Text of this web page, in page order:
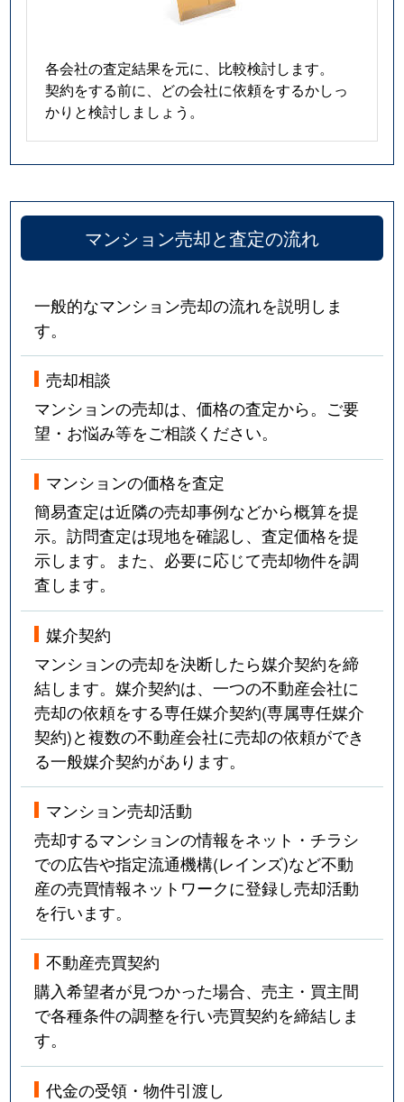
各会社の査定結果を元に、比較検討します。
契約をする前に、どの会社に依頼をするかしっ
かりと検討しましょう。
マンション売却と査定の流れ
一般的なマンション売却の流れを説明しま
す。
売却相談
マンションの売却は、価格の査定から。ご要
望・お悩み等をご相談ください。
マンションの価格を査定
簡易査定は近隣の売却事例などから概算を提
示。訪問査定は現地を確認し、査定価格を提
示します。また、必要に応じて売却物件を調
査します。
媒介契約
マンションの売却を決断したら媒介契約を締
結します。媒介契約は、一つの不動産会社に
売却の依頼をする専任媒介契約(専属専任媒介
契約)と複数の不動産会社に売却の依頼ができ
る一般媒介契約があります。
マンション売却活動
売却するマンションの情報をネット・チラシ
での広告や指定流通機構(レインズ)など不動
産の売買情報ネットワークに登録し売却活動
を行います。
不動産売買契約
購入希望者が見つかった場合、売主・買主間
で各種条件の調整を行い売買契約を締結しま
す。
代金の受領・物件引渡し